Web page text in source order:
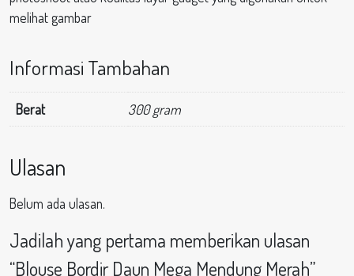
melihat gambar
Informasi Tambahan
Berat 300 gram
Ulasan
Belum ada ulasan.
Jadilah yang pertama memberikan ulasan
“Blouse Bordir Daun Mega Mendung Merah”